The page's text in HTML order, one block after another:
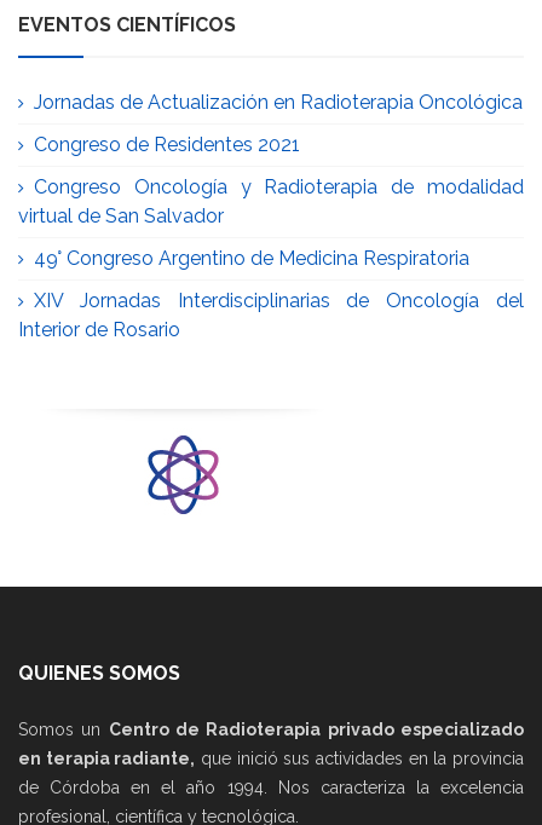
EVENTOS CIENTÍFICOS
Jornadas de Actualización en Radioterapia Oncológica
Congreso de Residentes 2021
Congreso Oncología y Radioterapia de modalidad
virtual de San Salvador
49° Congreso Argentino de Medicina Respiratoria
XIV Jornadas Interdisciplinarias de Oncología del
Interior de Rosario
QUIENES SOMOS
Somos un Centro de Radioterapia privado especializado
en terapia radiante, que inició sus actividades en la provincia
de Córdoba en el año 1994. Nos caracteriza la excelencia
profesional, científica y tecnológica.